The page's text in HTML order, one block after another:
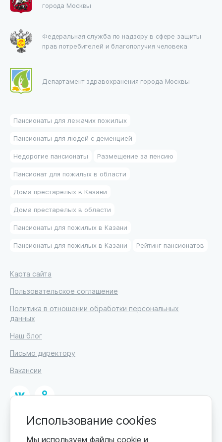
города Москвы
Федеральная служба по надзору в сфере защиты
прав потребителей и благополучия человека
Департамент здравохранения города Москвы
Пансионаты для лежачих пожилых
Пансионаты для людей с деменцией
Недорогие пансионаты Размещение за пенсию
Пансионат для пожилых в области
Дома престарелых в Казани
Дома престарелых в области
Пансионаты для пожилых в Казани
Пансионаты для пожилых в Казани Рейтинг пансионатов
Карта сайта
Пользовательское соглашение
Политика в отношении обработки персональных
данных
Наш блог
Письмо директору
Вакансии
© 2026
ИП Высоцкий Дмитрий Петрович, ИНН 233610721148
Использование cookies
Мы используем файлы cookie и